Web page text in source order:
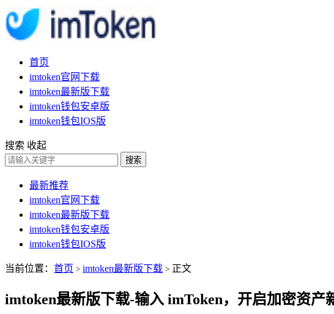
首页
imtoken官网下载
imtoken最新版下载
imtoken钱包安卓版
imtoken钱包IOS版
搜索 收起
搜索
最新推荐
imtoken官网下载
imtoken最新版下载
imtoken钱包安卓版
imtoken钱包IOS版
当前位置： 首页 > imtoken最新版下载 > 正文
imtoken最新版下载-输入 imToken，开启加密资产